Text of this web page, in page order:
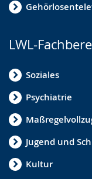
LWL-
Soziales
Psychiatrie
Jugend und
Kultur